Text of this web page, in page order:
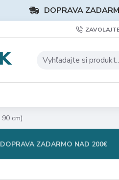
DOPRAVA
cm)
DOPRAVA ZADARMO NAD 200€